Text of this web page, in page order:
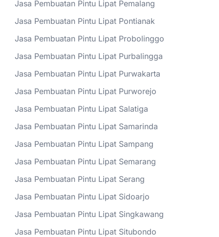
Jasa Pembuatan Pintu Lipat Pemalang
Jasa Pembuatan Pintu Lipat Pontianak
Jasa Pembuatan Pintu Lipat Probolinggo
Jasa Pembuatan Pintu Lipat Purbalingga
Jasa Pembuatan Pintu Lipat Purwakarta
Jasa Pembuatan Pintu Lipat Purworejo
Jasa Pembuatan Pintu Lipat Salatiga
Jasa Pembuatan Pintu Lipat Samarinda
Jasa Pembuatan Pintu Lipat Sampang
Jasa Pembuatan Pintu Lipat Semarang
Jasa Pembuatan Pintu Lipat Serang
Jasa Pembuatan Pintu Lipat Sidoarjo
Jasa Pembuatan Pintu Lipat Singkawang
Jasa Pembuatan Pintu Lipat Situbondo